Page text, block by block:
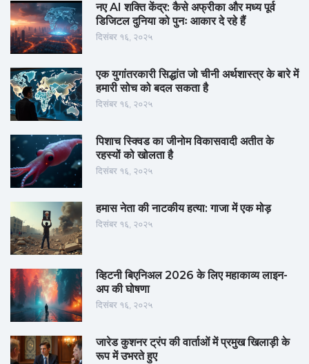
नए AI शक्ति केंद्र: कैसे अफ्रीका और मध्य पूर्व
डिजिटल दुनिया को पुनः आकार दे रहे हैं
दिसंबर १६, २०२५
एक युगांतरकारी सिद्धांत जो चीनी अर्थशास्त्र के बारे में
हमारी सोच को बदल सकता है
दिसंबर १६, २०२५
पिशाच स्क्विड का जीनोम विकासवादी अतीत के
रहस्यों को खोलता है
दिसंबर १६, २०२५
हमास नेता की नाटकीय हत्या: गाजा में एक मोड़
दिसंबर १६, २०२५
व्हिटनी बिएनिअल 2026 के लिए महाकाव्य लाइन-
अप की घोषणा
दिसंबर १६, २०२५
जारेड कुशनर ट्रंप की वार्ताओं में प्रमुख खिलाड़ी के
रूप में उभरते हुए